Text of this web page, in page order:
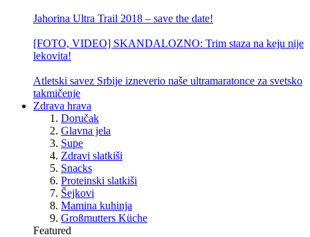
Jahorina Ultra Trail 2018 – save the date!
[FOTO, VIDEO] SKANDALOZNO: Trim staza na keju nije
lekovita!
Atletski savez Srbije izneverio naše ultramaratonce za svetsko
takmičenje
Zdrava hrava
Doručak
Glavna jela
Supe
Zdravi slatkiši
Snacks
Proteinski slatkiši
Šejkovi
Mamina kuhinja
Großmutters Küche
Featured